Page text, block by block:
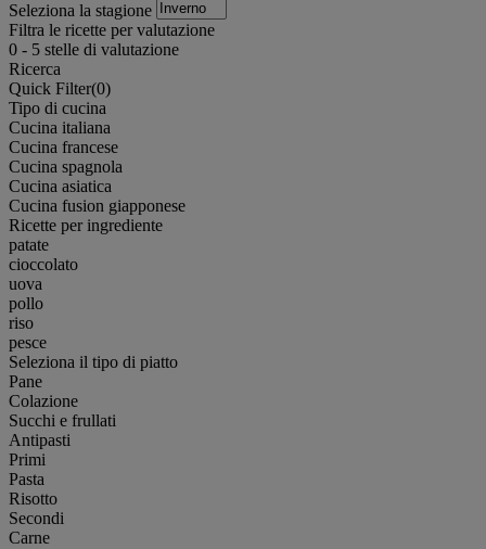
Seleziona la stagione
Filtra le ricette per valutazione
0 - 5 stelle di valutazione
Ricerca
Quick Filter(0)
Tipo di cucina
Cucina italiana
Cucina francese
Cucina spagnola
Cucina asiatica
Cucina fusion giapponese
Ricette per ingrediente
patate
cioccolato
uova
pollo
riso
pesce
Seleziona il tipo di piatto
Pane
Colazione
Succhi e frullati
Antipasti
Primi
Pasta
Risotto
Secondi
Carne